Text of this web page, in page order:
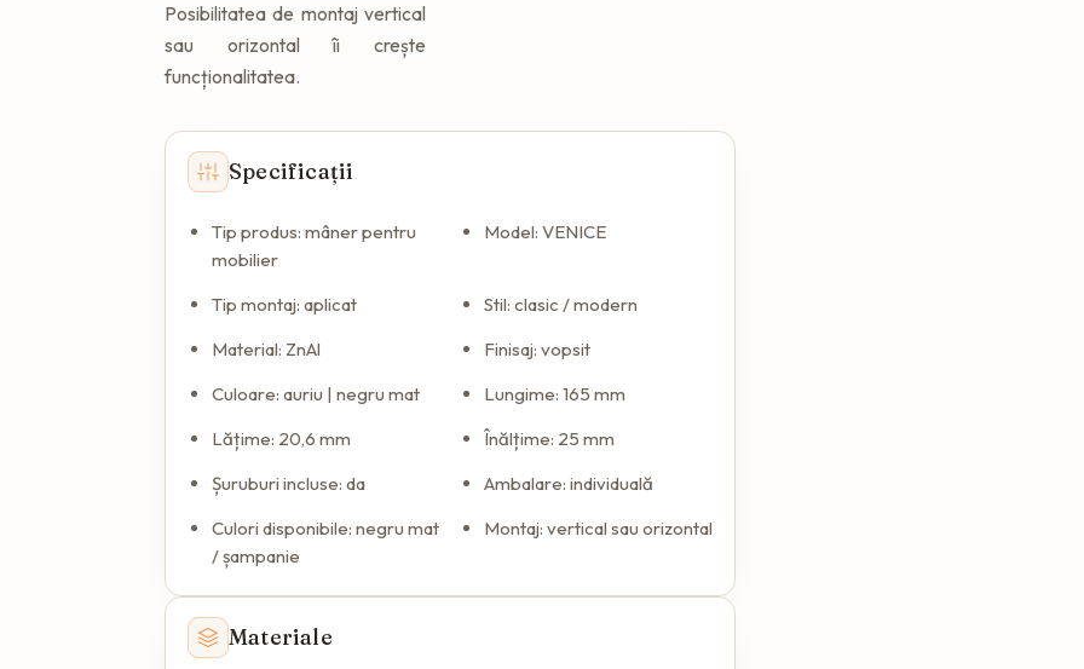
Posibilitatea de montaj vertical
sau orizontal îi crește
funcționalitatea.
Specificații
Tip produs: mâner pentru
mobilier
Model: VENICE
Tip montaj: aplicat
Stil: clasic / modern
Material: ZnAl
Finisaj: vopsit
Culoare: auriu | negru mat
Lungime: 165 mm
Lățime: 20,6 mm
Înălțime: 25 mm
Șuruburi incluse: da
Ambalare: individuală
Culori disponibile: negru mat
/ șampanie
Montaj: vertical sau orizontal
Materiale